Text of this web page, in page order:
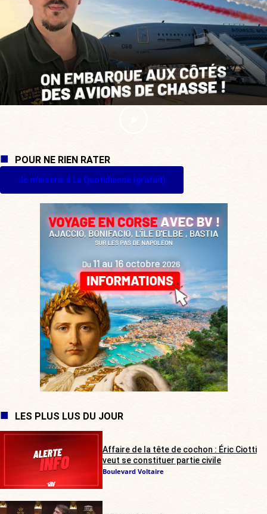
POUR NE RIEN RATER
Je m'inscris à La Quotidienne (gratuit)
LES PLUS LUS DU JOUR
Affaire de la tête de cochon : Éric Ciotti
veut se constituer partie civile
Boulevard Voltaire